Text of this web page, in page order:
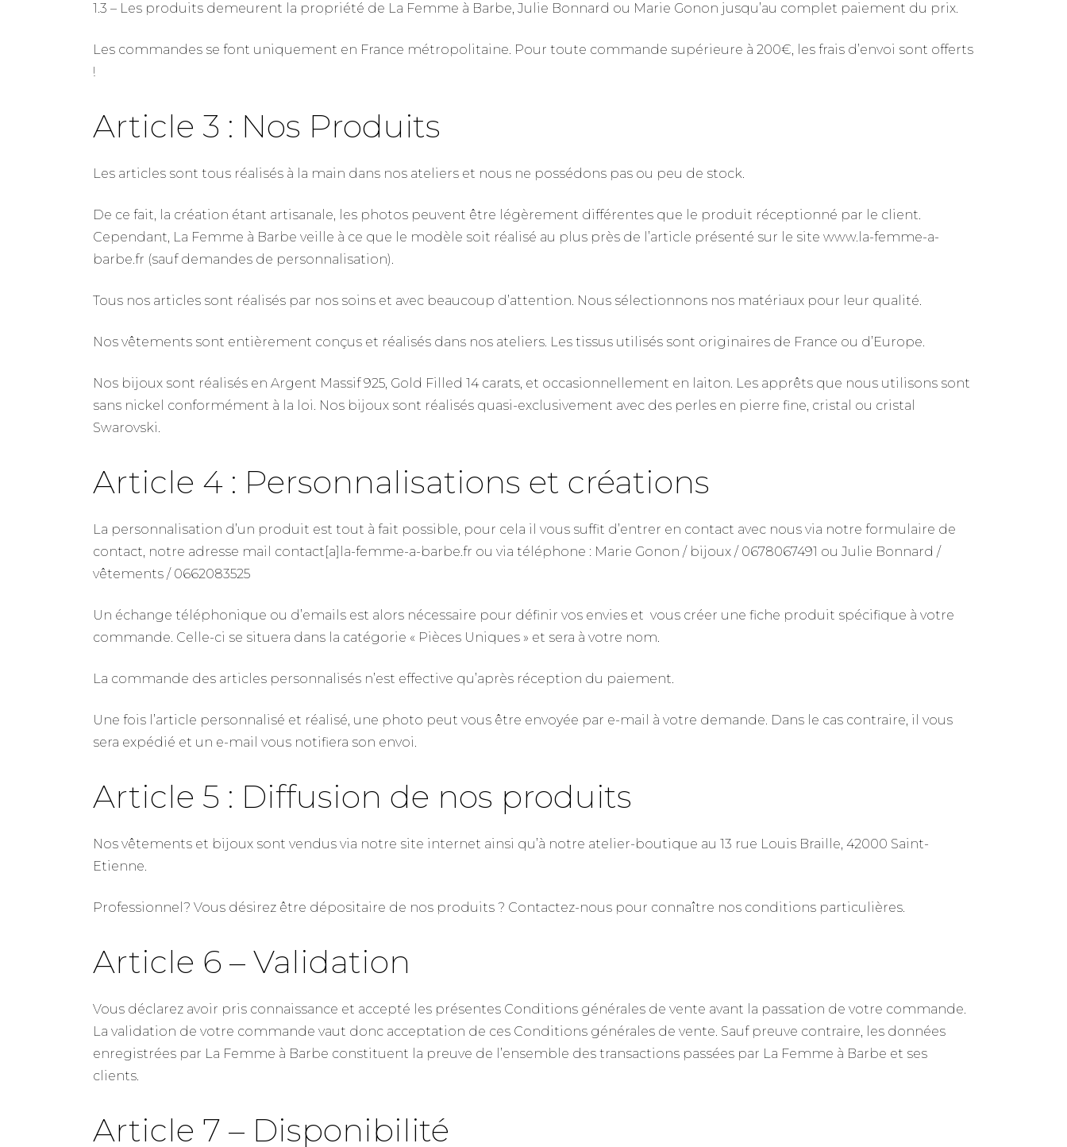
1.3 – Les produits demeurent la propriété de La Femme à Barbe, Julie Bonnard ou Marie Gonon jusqu’au complet paiement du prix.
Les commandes se font uniquement en France métropolitaine. Pour toute commande supérieure à 200€, les frais d’envoi sont offerts
!
Article 3 : Nos Produits
Les articles sont tous réalisés à la main dans nos ateliers et nous ne possédons pas ou peu de stock.
De ce fait, la création étant artisanale, les photos peuvent être légèrement différentes que le produit réceptionné par le client.
Cependant, La Femme à Barbe veille à ce que le modèle soit réalisé au plus près de l’article présenté sur le site www.la-femme-a-
barbe.fr (sauf demandes de personnalisation).
Tous nos articles sont réalisés par nos soins et avec beaucoup d’attention. Nous sélectionnons nos matériaux pour leur qualité.
Nos vêtements sont entièrement conçus et réalisés dans nos ateliers. Les tissus utilisés sont originaires de France ou d’Europe.
Nos bijoux sont réalisés en Argent Massif 925, Gold Filled 14 carats, et occasionnellement en laiton. Les apprêts que nous utilisons sont
sans nickel conformément à la loi. Nos bijoux sont réalisés quasi-exclusivement avec des perles en pierre fine, cristal ou cristal
Swarovski.
Article 4 : Personnalisations et créations
La personnalisation d’un produit est tout à fait possible, pour cela il vous suffit d’entrer en contact avec nous via notre formulaire de
contact, notre adresse mail contact[a]la-femme-a-barbe.fr ou via téléphone : Marie Gonon / bijoux / 0678067491 ou Julie Bonnard /
vêtements / 0662083525
Un échange téléphonique ou d’emails est alors nécessaire pour définir vos envies et vous créer une fiche produit spécifique à votre
commande. Celle-ci se situera dans la catégorie « Pièces Uniques » et sera à votre nom.
La commande des articles personnalisés n’est effective qu’après réception du paiement.
Une fois l’article personnalisé et réalisé, une photo peut vous être envoyée par e-mail à votre demande. Dans le cas contraire, il vous
sera expédié et un e-mail vous notifiera son envoi.
Article 5 : Diffusion de nos produits
Nos vêtements et bijoux sont vendus via notre site internet ainsi qu’à notre atelier-boutique au 13 rue Louis Braille, 42000 Saint-
Etienne.
Professionnel? Vous désirez être dépositaire de nos produits ? Contactez-nous pour connaître nos conditions particulières.
Article 6 – Validation
Vous déclarez avoir pris connaissance et accepté les présentes Conditions générales de vente avant la passation de votre commande.
La validation de votre commande vaut donc acceptation de ces Conditions générales de vente. Sauf preuve contraire, les données
enregistrées par La Femme à Barbe constituent la preuve de l’ensemble des transactions passées par La Femme à Barbe et ses
clients.
Article 7 – Disponibilité